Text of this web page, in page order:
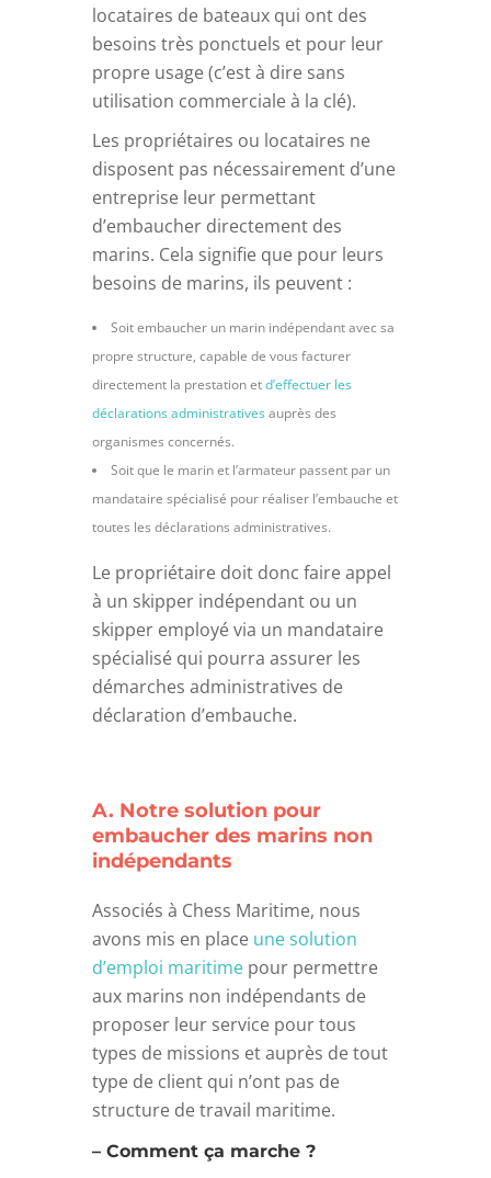
locataires de bateaux qui ont des
besoins très ponctuels et pour leur
propre usage (c’est à dire sans
utilisation commerciale à la clé).
Les propriétaires ou locataires ne
disposent pas nécessairement d’une
entreprise leur permettant
d’embaucher directement des
marins. Cela signifie que pour leurs
besoins de marins, ils peuvent :
Soit embaucher un marin indépendant avec sa
propre structure, capable de vous facturer
directement la prestation etd’effectuer les
déclarations administrativesauprès des
organismes concernés.
Soit que le marin et l’armateur passent par un
mandataire spécialisé pour réaliser l’embauche et
toutes les déclarations administratives.
Le propriétaire doit donc faire appel
à un skipper indépendant ou un
skipper employé via un mandataire
spécialisé qui pourra assurer les
démarches administratives de
déclaration d’embauche.
A. Notre solution pour
embaucher des marins non
indépendants
Associés à Chess Maritime, nous
avons mis en place une solution
d’emploi maritime pour permettre
aux marins non indépendants de
proposer leur service pour tous
types de missions et auprès de tout
type de client qui n’ont pas de
structure de travail maritime.
– Comment ça marche ?